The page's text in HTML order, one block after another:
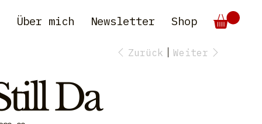
Über mich Newsletter Shop
Zurück Weiter
Da